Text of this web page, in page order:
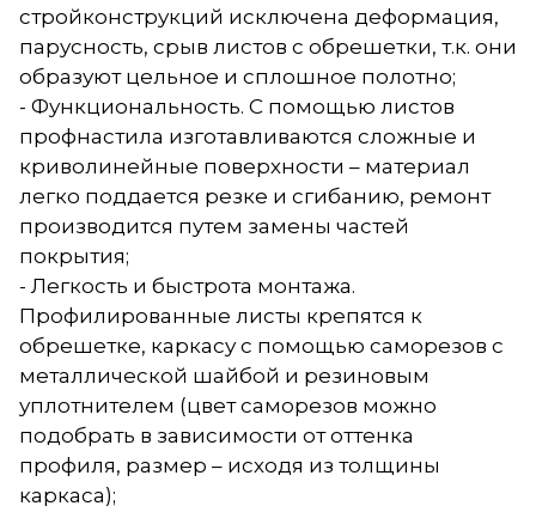
стройконструкций исключена деформация,
парусность, срыв листов с обрешетки, т.к. они
образуют цельное и сплошное полотно;
- Функциональность. С помощью листов
профнастила изготавливаются сложные и
криволинейные поверхности – материал
легко поддается резке и сгибанию, ремонт
производится путем замены частей
покрытия;
- Легкость и быстрота монтажа.
Профилированные листы крепятся к
обрешетке, каркасу с помощью саморезов с
металлической шайбой и резиновым
уплотнителем (цвет саморезов можно
подобрать в зависимости от оттенка
профиля, размер – исходя из толщины
каркаса);